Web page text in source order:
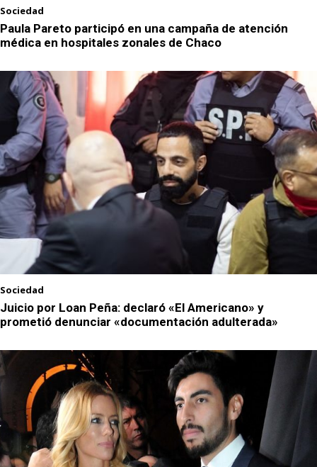
Sociedad
Paula Pareto participó en una campaña de atención
médica en hospitales zonales de Chaco
Sociedad
Juicio por Loan Peña: declaró «El Americano» y
prometió denunciar «documentación adulterada»